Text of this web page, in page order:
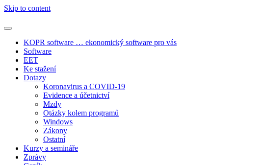
Skip to content
KOPR software … ekonomický software pro vás
Software
EET
Ke stažení
Dotazy
Koronavirus a COVID-19
Evidence a účetnictví
Mzdy
Otázky kolem programů
Windows
Zákony
Ostatní
Kurzy a semináře
Zprávy